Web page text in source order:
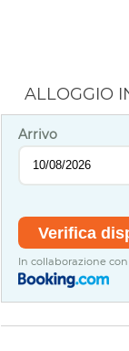
ALLOGGIO
Arrivo
In collaborazione con